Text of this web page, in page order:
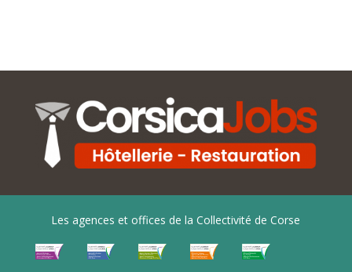
Les agences et offices de la Collectivité de Corse